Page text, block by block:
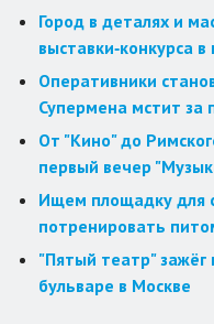
Город в деталях и
выставки‑конкурса
Оперативники
Супермена мстит за
От "Кино" до
первый вечер
Ищем площадку для
потренировать
"Пятый театр" зажёг
бульваре в Москве